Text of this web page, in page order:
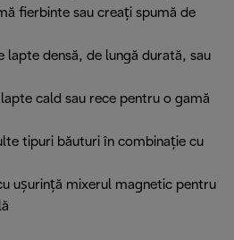
fierbinte sau creați spumă de
lapte densă, de lungă durată, sau
cald sau rece pentru o gamă
tipuri băuturi în combinație cu
ușurință mixerul magnetic pentru